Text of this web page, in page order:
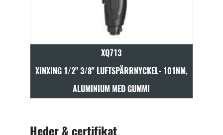
XQ713
XINXING 1/2" 3/8" LUFTSPÄRRNYCKEL- 101NM,
ALUMINIUM MED GUMMI
Heder & certifikat